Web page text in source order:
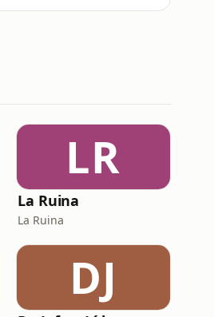
LR
La Ruina
La Ruina
DJ